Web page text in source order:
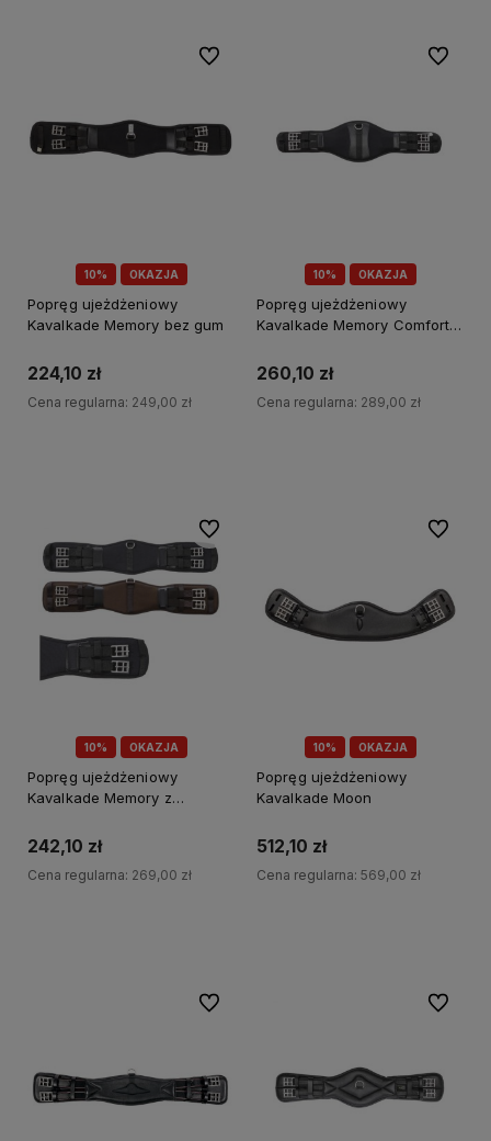
10% OKAZJA
Popręg ujeżdżeniowy
Kavalkade Memory bez gum
224,10 zł
Cena regularna: 249,00 zł
Do ulubionych
10% OKAZJA
Popręg ujeżdżeniowy
Kavalkade Memory Comfort z
260,10 zł
Cena regularna: 289,00 zł
Do
10% OKAZJA
Popręg ujeżdżeniowy
Kavalkade Memory z
242,10 zł
Cena regularna: 269,00 zł
Do ulubionych
10% OKAZJA
Popręg ujeżdżeniowy
Kavalkade Moon
512,10 zł
Cena regularna: 569,00 zł
Do
Do ulubionych Do